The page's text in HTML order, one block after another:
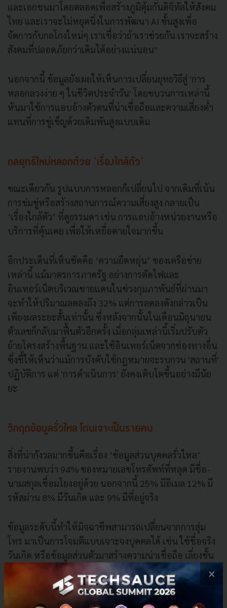
และเอกชนมาโดยตลอดเพื่อสร้างภูมิคุ้มกันดิจิทัลให้สังคม
ไทย และเราจะไม่หยุดนิ่งในการพัฒนา AI ขั้นสูงเพื่อ
จัดการกับกลโกงใหม่ๆ เราเชื่อว่าถ้าเราช่วยกัน เราจะสร้าง
สังคมที่ปลอดภัยกว่าเดิมได้อย่างแน่นอน"
นอกจากนี้ ข้อมูลยังเผยให้เห็นการเปลี่ยนยุทธวิธีสู่ 'การ
หลอกลวงง่าย ๆ ในชีวิตประจำวัน' โดยขบวนการเหล่านี้
หันมาใช้การแอบอ้างตัวตนที่น่าเชื่อถือและความเสี่ยงต่ำ
แทนที่การขู่เข็ญด้วยเดิมพันสูงแบบเดิม
กลยุทธ์ใหม่หลอกด้วย ‘เรื่องใกล้ตัว’
ขณะเดียวกัน รูปแบบการหลอกก็เปลี่ยนไป จากเดิมที่เน้น
การข่มขู่หรือสร้างสถานการณ์ความเสี่ยงสูง กลายเป็น
‘เรื่องใกล้ตัว’ ที่ดูธรรมดา เช่น การแอบอ้างหน่วยงานหรือ
บริการที่คุ้นเคย เพื่อให้เหยื่อตายใจมากขึ้น
อีกประเด็นที่เห็นชัดคือ ‘ความยืดหยุ่น’ ของเครือข่าย
เหล่านี้ แม้มาตรการภาครัฐ อย่างการตัดไฟและ
อินเทอร์เน็ตบริเวณชายแดนในช่วงกุมภาพันธ์ที่ผ่านมา
จะทำให้ปริมาณลดลงถึง 32% แต่การลดลงดังกล่าวเป็น
เพียงผลระยะสั้นเท่านั้น ซึ่งหลังจากนั้นในเดือนมิถุนายน
ตัวเลขก็กลับมาฟื้นตัวอีกครั้ง เมื่อกลุ่มเหล่านี้เริ่มปรับตัว
ย้ายโครงสร้างพื้นฐาน และใช้อินเทอร์เน็ตจากช่องทางอื่น
ซึ่งชี้ให้เห็นว่าแม้การบังคับใช้กฎหมายจะรบกวน 'สถานที่'
ปฏิบัติการ แต่ 'การดำเนินการ' ยังคงเติบโตขึ้นอย่างมีนัย
ยะ
วิกฤตข้อมูลรั่วไหล โดนเจาะเป็นรายคน
สิ่งที่น่ากังวลมากขึ้นคือเรื่อง ‘ข้อมูลส่วนบุคคลรั่วไหล’
รายงานพบว่า 94% ของหมายเลขโทรศัพท์ที่หลุด มีชื่อ-
นามสกุลเชื่อมโยงอยู่ด้วย นอกจากนี้ 25% มีอีเมล 12% มี
รหัสผ่าน 8% มีวันเกิด และ 9% มีที่อยู่จริง
ข้อมูลระดับนี้ทำให้มิจฉาชีพสามารถเปลี่ยนจากการสุ่ม
โทร มาเป็นการโจมตีแบบเจาะจงบุคคลได้ เช่น ใช้ชื่อจริง
วันเกิด หรือข้อมูลส่วนตัวมาสร้างความน่าเชื่อถือ เลี่ยงขั้น
ตอนตรวจสอบ และเพิ่มโอกาสหลอกสำเร็จ
ในด้านเทคนิค วิธีการก็ซับซ้อนขึ้นเช่นกัน ลิงก์ที่แนบมา
×